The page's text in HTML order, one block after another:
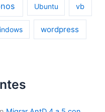
Ubuntu vb
wordpress